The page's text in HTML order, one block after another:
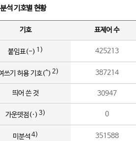
석 기호별 현황
기호 표제어 수
붙임표(-) 1) 425213
쓰기 허용 기호(^) 2) 387214
띄어 쓴 것 30947
가운뎃점(·) 3) 0
미분석 4) 351588